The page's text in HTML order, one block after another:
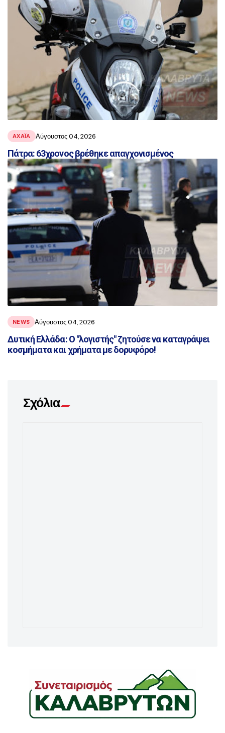
ΑΧΑΪ́Α Αύγουστος 04, 2026
Πάτρα: 63χρονος βρέθηκε απαγχονισμένος
NEWS Αύγουστος 04, 2026
Δυτική Ελλάδα: Ο "λογιστής" ζητούσε να καταγράψει
κοσμήματα και χρήματα με δορυφόρο!
Σχόλια